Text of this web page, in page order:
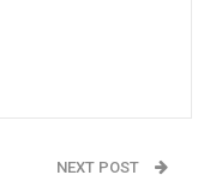
NEXT POST